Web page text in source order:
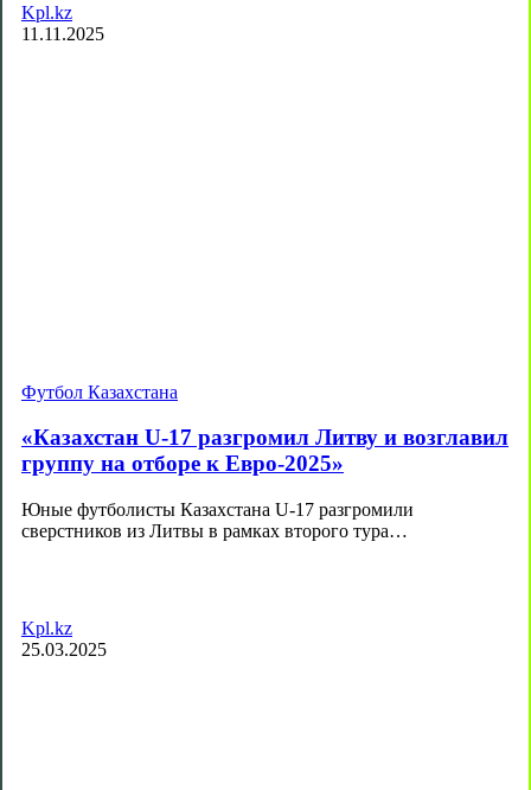
Kpl.kz
11.11.2025
Футбол Казахстана
«Казахстан U-17 разгромил Литву и возглавил
группу на отборе к Евро-2025»
Юные футболисты Казахстана U-17 разгромили
сверстников из Литвы в рамках второго тура…
Kpl.kz
25.03.2025